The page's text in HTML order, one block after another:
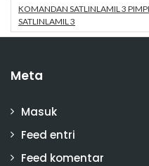
KOMANDAN SATLINLAMIL 3
SATLINLAMIL 3
Meta
Masuk
Feed entri
Feed komentar